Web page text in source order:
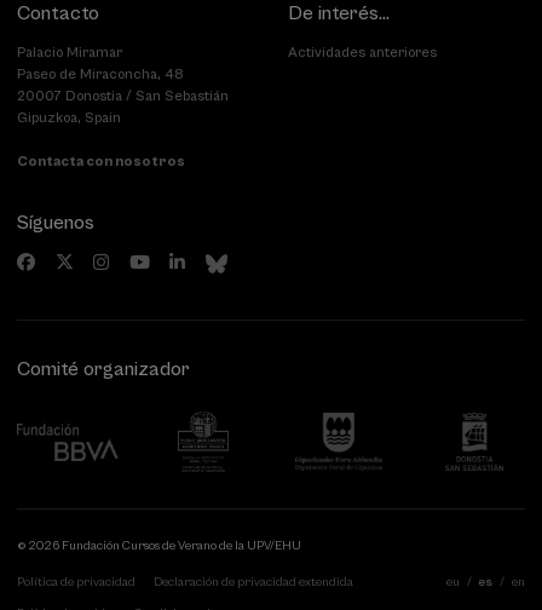
Contacto
Palacio Miramar
Paseo de Miraconcha, 48
20007 Donostia / San Sebastián
Gipuzkoa, Spain
Contacta con nosotros
De interés...
Actividades anteriores
Síguenos
Comité organizador
© 2026 Fundación Cursos de Verano de la UPV/EHU
Política de privacidad Declaración de privacidad extendida eu es en